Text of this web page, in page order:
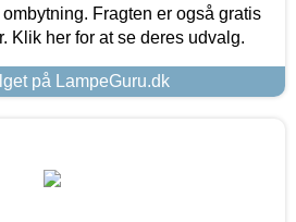
Fragten er også gratis
Klik her for at se deres udvalg.
på LampeGuru.dk